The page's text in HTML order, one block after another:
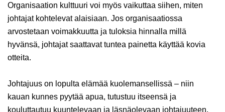
Organisaation kulttuuri voi myös vaikuttaa siihen, miten
johtajat kohtelevat alaisiaan. Jos organisaatiossa
arvostetaan voimakkuutta ja tuloksia hinnalla millä
hyvänsä, johtajat saattavat tuntea painetta käyttää kovia
otteita.
Johtajuus on lopulta elämää kuolemansellissä – niin
kauan kunnes pyytää apua, tutustuu itseensä ja
kouluttautuu kuuntelevaan ja läsnäolevaan johtajuuteen.